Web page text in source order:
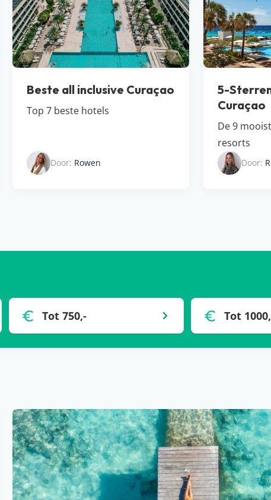
Beste all inclusive Curaçao
Top 7 beste hotels
Door: Rowen
5-
Curaçao
De 9
resorts
Door:
Tot 750,- Tot